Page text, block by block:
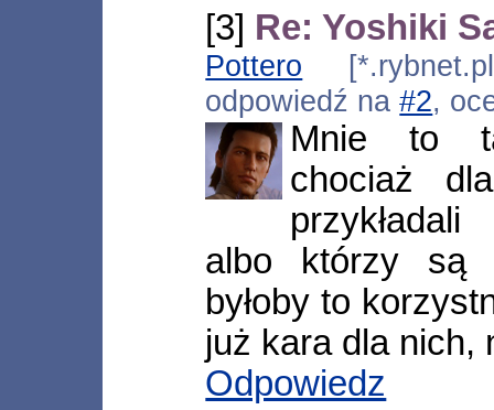
[3] Re: Yoshiki
Pottero
odpowiedź na#2,
Mnie to
chociaż
albo którzy są
byłoby to
już kara dla nich,
Odpowiedz